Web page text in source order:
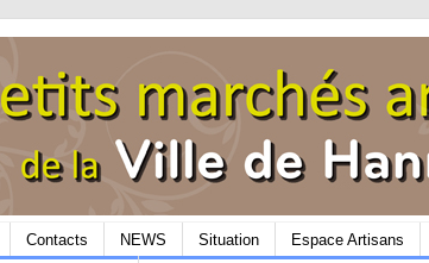
Contacts NEWS Situation Espace Artisans